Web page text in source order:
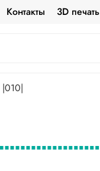
Контакты 3D печать